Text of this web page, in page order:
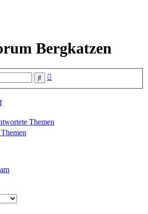
Bergkatzen
Suche
Themen